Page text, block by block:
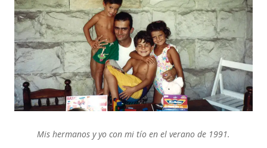
Mis hermanos y yo con mi tío en el verano de 1991.